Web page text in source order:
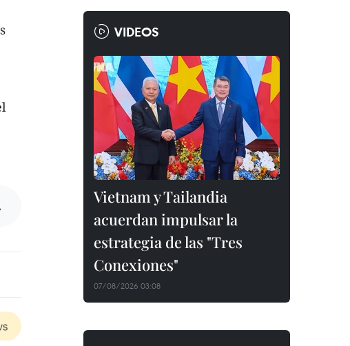
VIDEOS
Vietnam y Tailandia
acuerdan impulsar la
estrategia de las "Tres
Conexiones"
07/08/2026 03:08